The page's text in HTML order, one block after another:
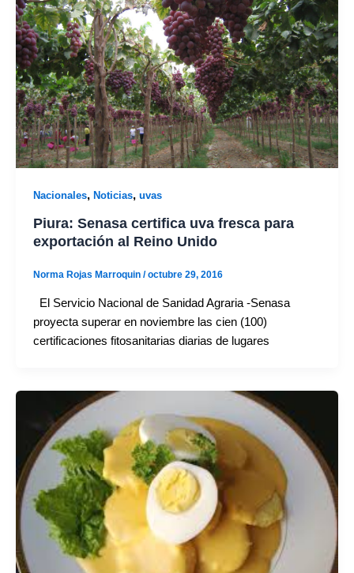
Nacionales, Noticias, uvas
Piura: Senasa certifica uva fresca para
exportación al Reino Unido
Norma Rojas Marroquin /octubre 29, 2016
El Servicio Nacional de Sanidad Agraria -Senasa
proyecta superar en noviembre las cien (100)
certificaciones fitosanitarias diarias de lugares